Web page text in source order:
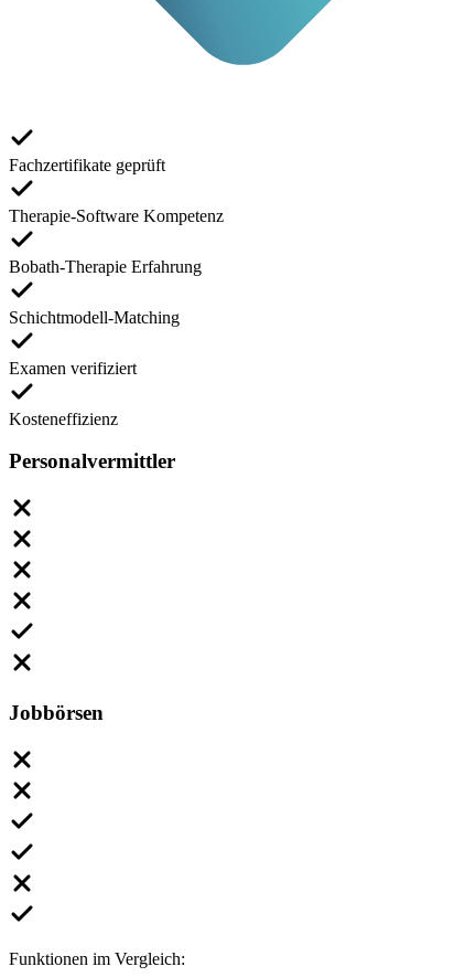
Fachzertifikate geprüft
Therapie-Software Kompetenz
Bobath-Therapie Erfahrung
Schichtmodell-Matching
Examen verifiziert
Kosteneffizienz
Personalvermittler
Jobbörsen
Funktionen im Vergleich: